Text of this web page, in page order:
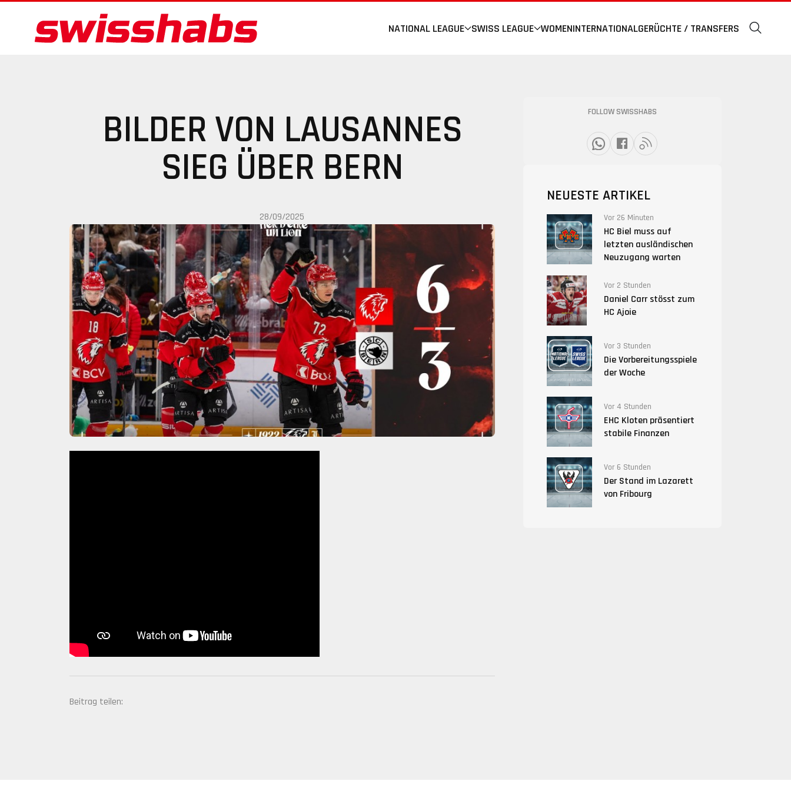
NATIONAL LEAGUE SWISS LEAGUE WOMENINTERNATIONALGERÜCHTE / TRANSFERS
BILDER VON LAUSANNES
SIEG ÜBER BERN
28/09/2025
Beitrag teilen:
FOLLOW SWISSHABS
NEUESTE ARTIKEL
Vor 26 Minuten
HC Biel muss auf
letzten ausländischen
Neuzugang warten
Vor 2 Stunden
Daniel Carr stösst zum
HC Ajoie
Vor 3 Stunden
Die Vorbereitungsspiele
der Woche
Vor 4 Stunden
EHC Kloten präsentiert
stabile Finanzen
Vor 6 Stunden
Der Stand im Lazarett
von Fribourg